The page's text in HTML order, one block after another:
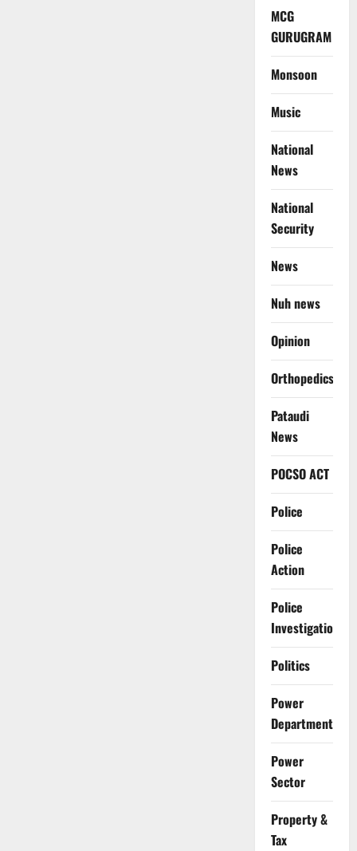
MCG
GURUGRAM
Monsoon
Music
National
News
National
Security
News
Nuh news
Opinion
Orthopedics
Pataudi
News
POCSO ACT
Police
Police
Action
Police
Investigation
Politics
Power
Department
Power
Sector
Property &
Tax